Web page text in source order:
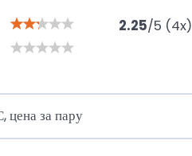
2.25/5 (4x)
цена за пару